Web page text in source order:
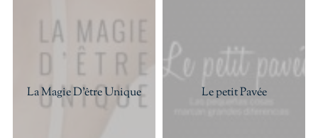
La Magie D’être Unique Le petit Pavée